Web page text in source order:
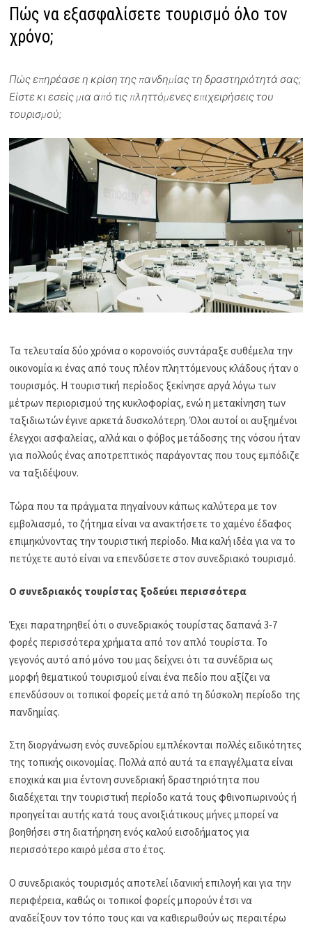
Πώς να εξασφαλίσετε τουρισμό όλο τον
χρόνο;
Πώς επηρέασε η κρίση της πανδημίας τη δραστηριότητά σας;
Είστε κι εσείς μια από τις πληττόμενες επιχειρήσεις του
τουρισμού;
Τα τελευταία δύο χρόνια ο κορονοϊός συντάραξε συθέμελα την
οικονομία κι ένας από τους πλέον πληττόμενους κλάδους ήταν ο
τουρισμός. Η τουριστική περίοδος ξεκίνησε αργά λόγω των
μέτρων περιορισμού της κυκλοφορίας, ενώ η μετακίνηση των
ταξιδιωτών έγινε αρκετά δυσκολότερη. Όλοι αυτοί οι αυξημένοι
έλεγχοι ασφαλείας, αλλά και ο φόβος μετάδοσης της νόσου ήταν
για πολλούς ένας αποτρεπτικός παράγοντας που τους εμπόδιζε
να ταξιδέψουν.
Τώρα που τα πράγματα πηγαίνουν κάπως καλύτερα με τον
εμβολιασμό, το ζήτημα είναι να ανακτήσετε το χαμένο έδαφος
επιμηκύνοντας την τουριστική περίοδο. Μια καλή ιδέα για να το
πετύχετε αυτό είναι να επενδύσετε στον συνεδριακό τουρισμό.
Ο συνεδριακός τουρίστας ξοδεύει περισσότερα
Έχει παρατηρηθεί ότι ο συνεδριακός τουρίστας δαπανά 3-7
φορές περισσότερα χρήματα από τον απλό τουρίστα. Το
γεγονός αυτό από μόνο του μας δείχνει ότι τα συνέδρια ως
μορφή θεματικού τουρισμού είναι ένα πεδίο που αξίζει να
επενδύσουν οι τοπικοί φορείς μετά από τη δύσκολη περίοδο της
πανδημίας.
Στη διοργάνωση ενός συνεδρίου εμπλέκονται πολλές ειδικότητες
της τοπικής οικονομίας. Πολλά από αυτά τα επαγγέλματα είναι
εποχικά και μια έντονη συνεδριακή δραστηριότητα που
διαδέχεται την τουριστική περίοδο κατά τους φθινοπωρινούς ή
προηγείται αυτής κατά τους ανοιξιάτικους μήνες μπορεί να
βοηθήσει στη διατήρηση ενός καλού εισοδήματος για
περισσότερο καιρό μέσα στο έτος.
Ο συνεδριακός τουρισμός αποτελεί ιδανική επιλογή και για την
περιφέρεια, καθώς οι τοπικοί φορείς μπορούν έτσι να
αναδείξουν τον τόπο τους και να καθιερωθούν ως περαιτέρω